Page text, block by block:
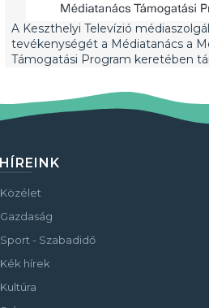
A Keszthelyi Televízió
tevékenységét a Médiatanács a
Támogatási Program keretében
HÍREINK
Közélet
Gazdaság
Sport - Szabadidő
Kék hírek
Kultúra